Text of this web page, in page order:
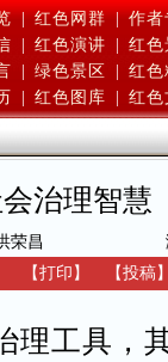
| 红色网群 | 作者
红色演讲
红色
绿色景区
红色
红色图库 红色
治理智慧
荣昌
【打印 】 【投稿
工具，